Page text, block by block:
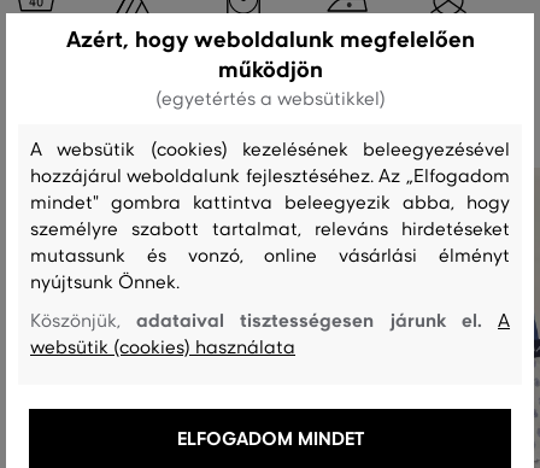
Ajánlott termékek
Azért, hogy weboldalunk megfelelően
működjön
(egyetértés a websütikkel)
A websütik (cookies) kezelésének beleegyezésével
hozzájárul weboldalunk fejlesztéséhez. Az „Elfogadom
mindet" gombra kattintva beleegyezik abba, hogy
személyre szabott tartalmat, releváns hirdetéseket
mutassunk és vonzó, online vásárlási élményt
nyújtsunk Önnek.
Köszönjük,adataival tisztességesen járunk el.A
websütik (cookies) használata
ELFOGADOM MINDET